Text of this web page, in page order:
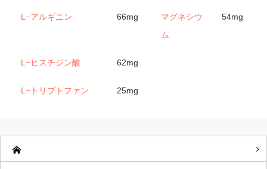
L−アルギニン 66mg
マグネシウ
ム
54mg
L−ヒスチジン酸 62mg
L−トリプトファン 25mg